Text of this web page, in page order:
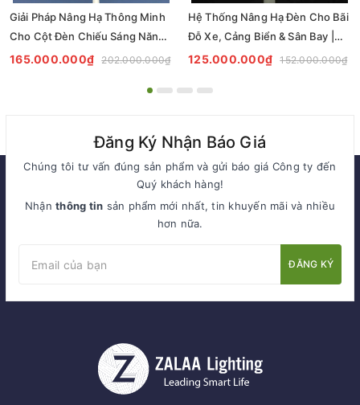
Giải Pháp Nâng Hạ Thông Minh
Cho Cột Đèn Chiếu Sáng Năng
Lượng Mặt Trời ZALAA
165.000.000₫ 202.000.000₫
Hệ Thống Nâng Hạ Đèn Cho Bãi
Đỗ Xe, Cảng Biển & Sân Bay |
ZALAA Lighting
125.000.000₫ 152.000.000₫
Đăng Ký Nhận Báo Giá
Chúng tôi tư vấn đúng sản phẩm và gửi báo giá Công ty đến
Quý khách hàng!
Nhậnthông tin sản phẩm mới nhất, tin khuyến mãi và nhiều
hơn nữa.
ĐĂNG KÝ